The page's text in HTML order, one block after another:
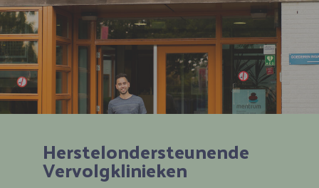
Herstelondersteunende
Vervolgklinieken